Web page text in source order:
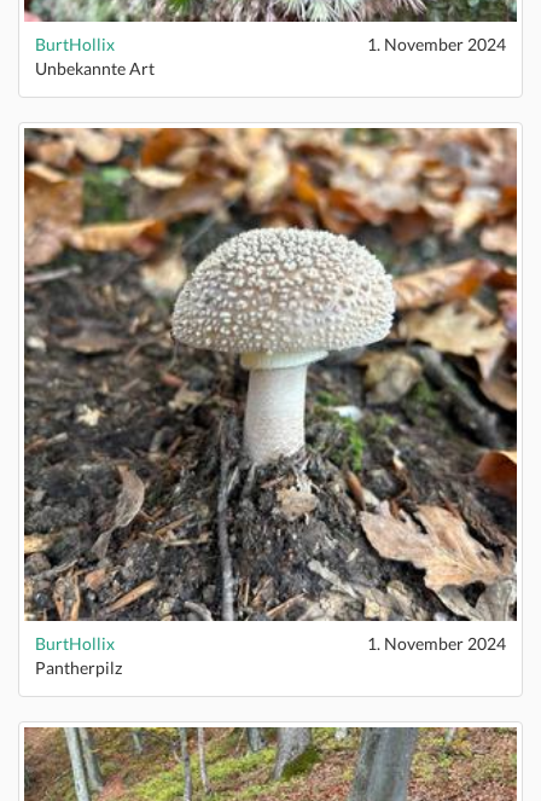
BurtHollix
1. November 2024
Unbekannte Art
BurtHollix
1. November 2024
Pantherpilz